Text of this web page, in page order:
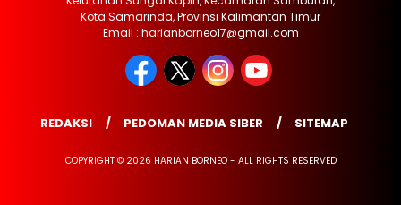
Kota Samarinda, Provinsi Kalimantan Timur
Email : harianborneo17@gmail.com
REDAKSI PEDOMAN MEDIA SIBER SITEMAP
COPYRIGHT © 2026 HARIAN BORNEO - ALL RIGHTS RESERVED